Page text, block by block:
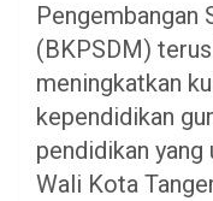
Pengembangan
(BKPSDM)
meningkatkan
kependidikan
pendidikan yang
Wali Kota